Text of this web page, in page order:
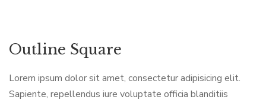
Outline Square
Lorem ipsum dolor sit amet, consectetur adipisicing elit.
Sapiente, repellendus iure voluptate officia blanditiis